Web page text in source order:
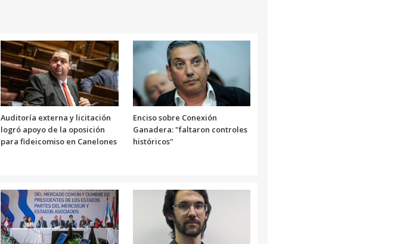
volumen.
Auditoría externa y licitación
logró apoyo de la oposición
para fideicomiso en Canelones
Enciso sobre Conexión
Ganadera: "faltaron controles
históricos"